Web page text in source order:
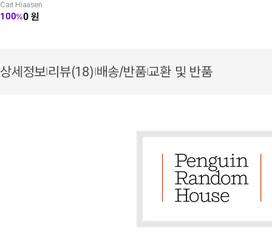
Carl Hiaasen
100%0 원
상세정보 리뷰(18) 배송/반품| 교환 및 반품